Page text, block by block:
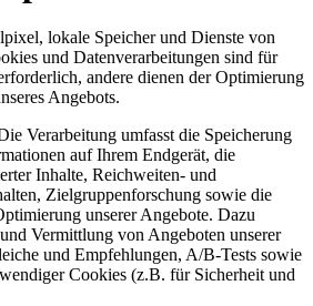
lokale Speicher und Dienste von
und Datenverarbeitungen sind für
andere dienen der Optimierung
Angebots.
Verarbeitung umfasst die Speicherung
auf Ihrem Endgerät, die
Inhalte, Reichweiten- und
Zielgruppenforschung sowie die
unserer Angebote. Dazu
Vermittlung von Angeboten unserer
und Empfehlungen, A/B-Tests sowie
Cookies (z.B. für Sicherheit und